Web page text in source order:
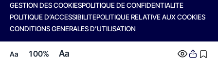
Aa 100% Aa
GESTION DES COOKIESPOLITIQUE DE CONFIDENTIALITE
POLITIQUE D’ACCESSIBILITEPOLITIQUE RELATIVE AUX COOKIES
CONDITIONS GENERALES D’UTILISATION